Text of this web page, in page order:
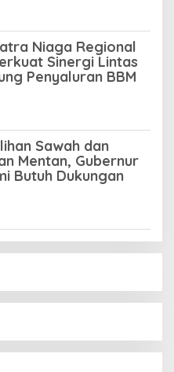
Niaga Regional
Sinergi Lintas
Penyaluran BBM
Sawah dan
Mentan, Gubernur
Butuh Dukungan